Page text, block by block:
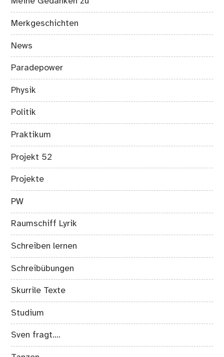
Merkgeschichten
News
Paradepower
Physik
Politik
Praktikum
Projekt 52
Projekte
PW
Raumschiff Lyrik
Schreiben lernen
Schreibübungen
Skurrile Texte
Studium
Sven fragt….